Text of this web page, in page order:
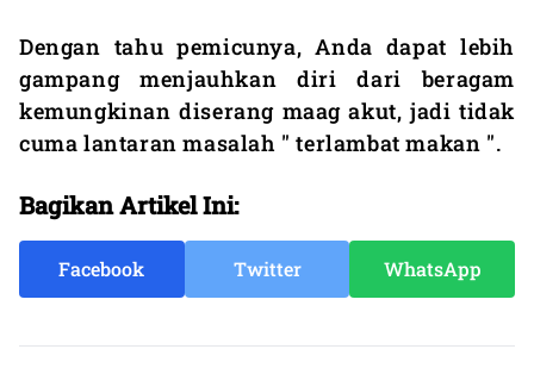
Dengan tahu pemicunya, Anda dapat lebih
gampang menjauhkan diri dari beragam
kemungkinan diserang maag akut, jadi tidak
cuma lantaran masalah " terlambat makan ".
Bagikan Artikel Ini:
Facebook Twitter WhatsApp